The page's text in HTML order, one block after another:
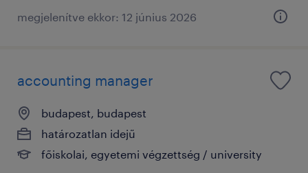
megjelenítve ekkor: 12 június 2026
accounting manager
budapest, budapest
határozatlan idejű
főiskolai, egyetemi végzettség / university